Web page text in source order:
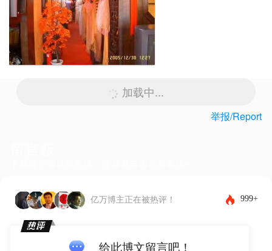
加载中...
举报/Report
亿万博主正在被热评！ 999+
给此博文留言吧！